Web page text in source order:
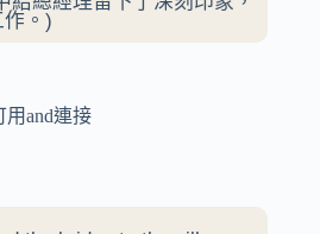
作。)
and連接